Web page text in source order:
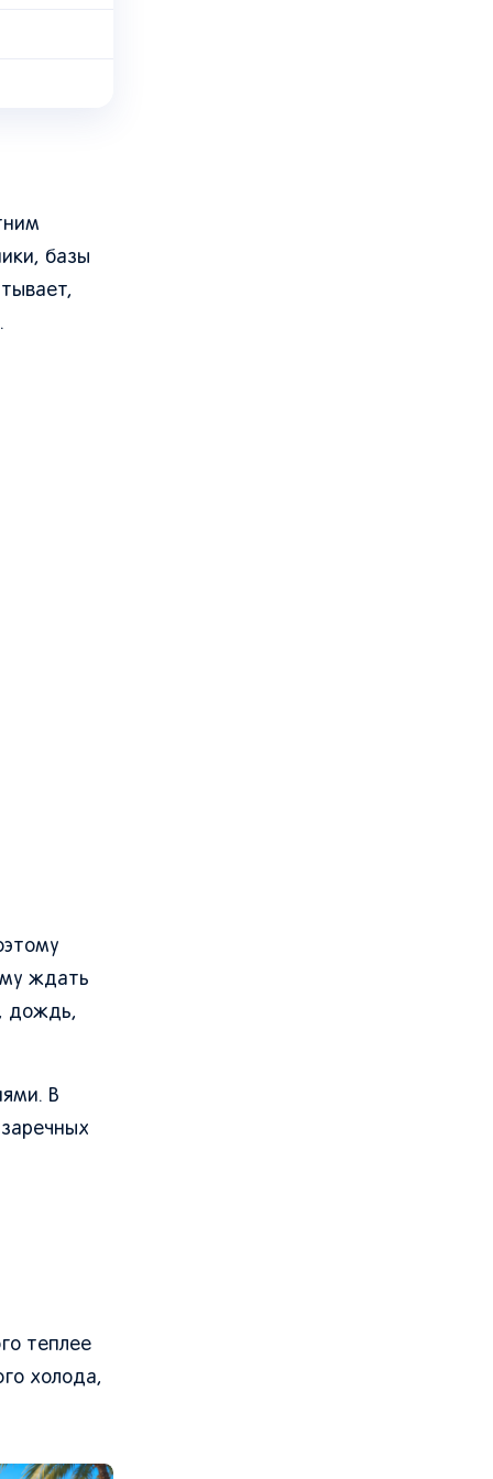
базы
ждать
дождь,
В
теплее
холода,